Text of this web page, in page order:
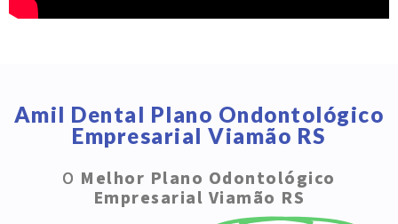
Amil Dental Plano Ondontológico
Empresarial Viamão RS
O Melhor Plano Odontológico
Empresarial Viamão RS